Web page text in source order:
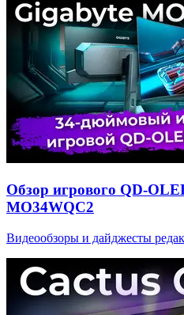
Обзор игрового QD-
MO34WQC2
Видеообзоры и дайджесты